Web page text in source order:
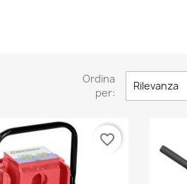
Ordina
per:
Rilevanza
favorite_border